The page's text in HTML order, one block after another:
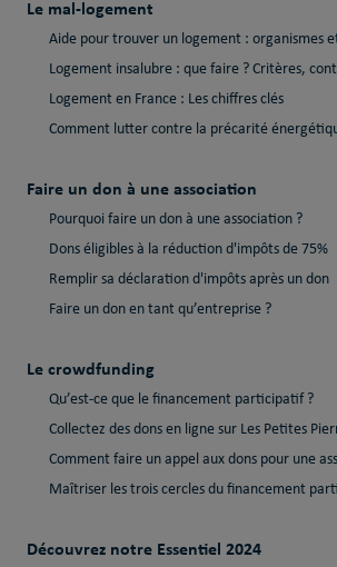
Le mal-logement
Aide pour trouver un logement : organismes
Logement insalubre : que faire ? Critères,
Logement en France : Les chiffres clés
Comment lutter contre la précarité
Faire un don à une association
Pourquoi faire un don à une association ?
Dons éligibles à la réduction d'impôts de 75%
Remplir sa déclaration d'impôts après un don
Faire un don en tant qu’entreprise ?
Le crowdfunding
Qu’est-ce que le financement participatif ?
Collectez des dons en ligne sur Les Petites
Comment faire un appel aux dons pour une
Maîtriser les trois cercles du financement
Découvrez notre Essentiel 2024